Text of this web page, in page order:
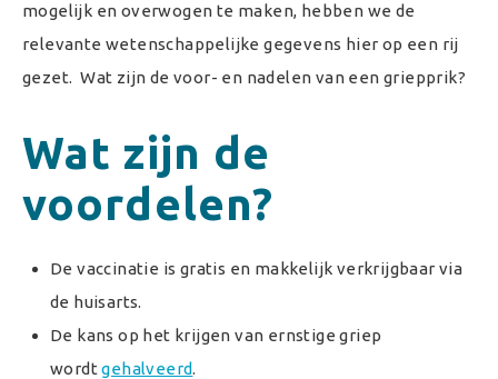
mogelijk en overwogen te maken, hebben we de
relevante wetenschappelijke gegevens hier op een rij
gezet. Wat zijn de voor- en nadelen van een griepprik?
Wat zijn de
voordelen?
De vaccinatie is gratis en makkelijk verkrijgbaar via
de huisarts.
De kans op het krijgen van ernstige griep
wordtgehalveerd.